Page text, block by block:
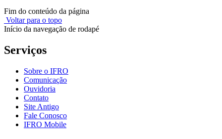
Fim do conteúdo da página
Voltar para o topo
Início da navegação de rodapé
Serviços
Sobre o IFRO
Comunicação
Ouvidoria
Contato
Site Antigo
Fale Conosco
IFRO Mobile